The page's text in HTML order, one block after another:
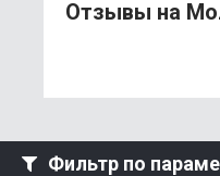
Отзывы на
Фильтр по